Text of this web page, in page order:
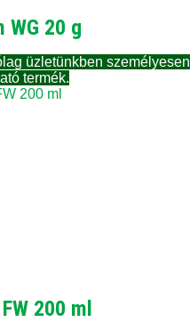
WG 20 g
üzletünkben személyesen
termék.
200 ml